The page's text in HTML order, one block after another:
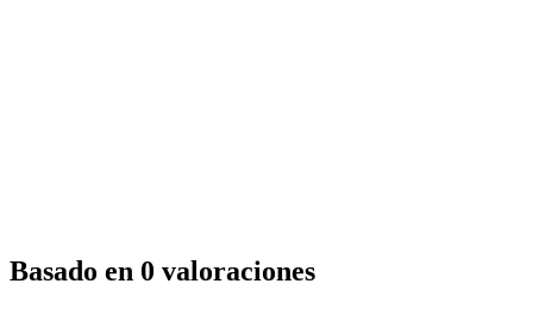
Basado en 0 valoraciones